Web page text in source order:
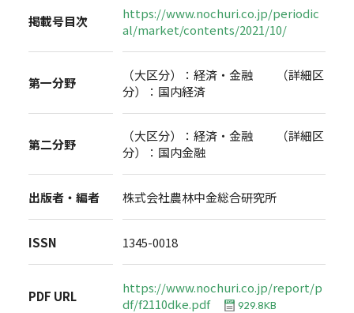
掲載号目次
https://www.nochuri.co.jp/periodic
al/market/contents/2021/10/
第一分野
（大区分）：経済・金融 （詳細区
分）：国内経済
第二分野
（大区分）：経済・金融 （詳細区
分）：国内金融
出版者・編者 株式会社農林中金総合研究所
ISSN 1345-0018
PDF URL
https://www.nochuri.co.jp/report/p
df/f2110dke.pdf
929.8KB